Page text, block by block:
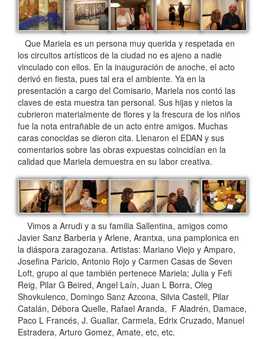
Que Mariela es un persona muy querida y respetada en
los circuitos artísticos de la ciudad no es ajeno a nadie
vinculado con ellos. En la inauguración de anoche, el acto
derivó en fiesta, pues tal era el ambiente. Ya en la
presentación a cargo del Comisario, Mariela nos contó las
claves de esta muestra tan personal. Sus hijas y nietos la
cubrieron materialmente de flores y la frescura de los niños
fue la nota entrañable de un acto entre amigos. Muchas
caras conocidas se dieron cita. Llenaron el EDAN y sus
comentarios sobre las obras expuestas coincidían en la
calidad que Mariela demuestra en su labor creativa.
Vimos a Arrudi y a su familia Sallentina, amigos como
Javier Sanz Barberia y Arlene, Arantxa, una pamplonica en
la diáspora zaragozana. Artistas: Mariano Viejo y Amparo,
Josefina Paricio, Antonio Rojo y Carmen Casas de Seven
Loft, grupo al que también pertenece Mariela; Julia y Fefi
Reig, Pilar G Beired, Angel Laín, Juan L Borra, Oleg
Shovkulenco, Domingo Sanz Azcona, Silvia Castell, Pilar
Catalán, Débora Quelle, Rafael Aranda, F Aladrén, Damace,
Paco L Francés, J. Guallar, Carmela, Edrix Cruzado, Manuel
Estradera, Arturo Gomez, Amate, etc, etc.